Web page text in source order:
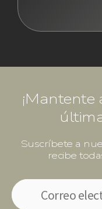
Suscríbete a
recibe